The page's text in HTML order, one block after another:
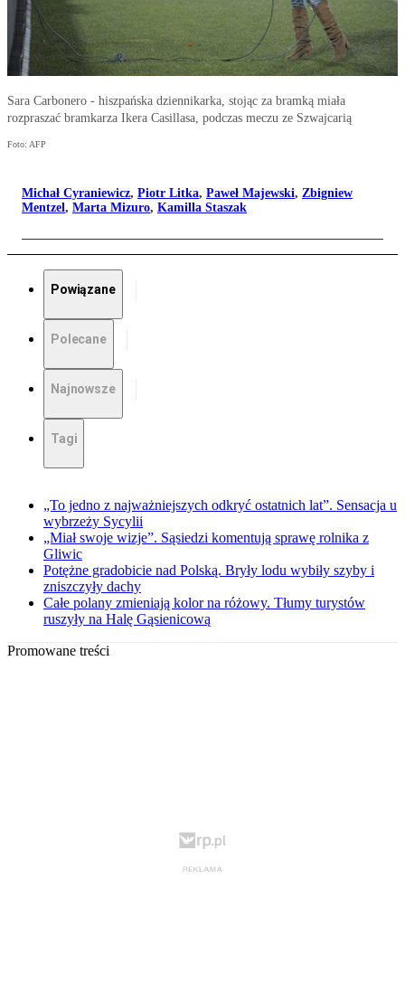
Sara Carbonero - hiszpańska dziennikarka, stojąc za bramką miała
rozpraszać bramkarza Ikera Casillasa, podczas meczu ze Szwajcarią
Foto: AFP
Michał Cyraniewicz, Piotr Litka, Paweł Majewski, Zbigniew
Mentzel, Marta Mizuro, Kamilla Staszak
Powiązane
Polecane
Najnowsze
Tagi
„To jedno z najważniejszych odkryć ostatnich lat”. Sensacja u
wybrzeży Sycylii
„Miał swoje wizje”. Sąsiedzi komentują sprawę rolnika z
Gliwic
Potężne gradobicie nad Polską. Bryły lodu wybiły szyby i
zniszczyły dachy
Całe polany zmieniają kolor na różowy. Tłumy turystów
ruszyły na Halę Gąsienicową
Promowane treści